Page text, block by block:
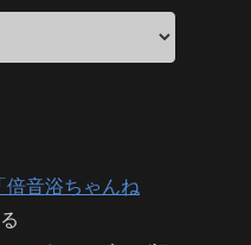
音浴ちゃんね